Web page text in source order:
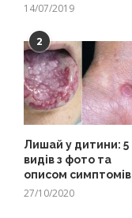
14/07/2019
2
Лишай у дитини: 5
видів з фото та
описом симптомів
27/10/2020